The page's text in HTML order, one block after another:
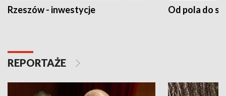
Rzeszów - inwestycje Od pola do
REPORTAŻE